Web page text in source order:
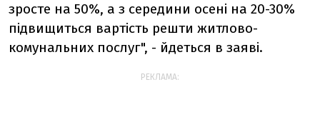
зросте на 50%, а з середини осені на 20-30%
підвищиться вартість решти житлово-
комунальних послуг", - йдеться в заяві.
РЕКЛАМА: